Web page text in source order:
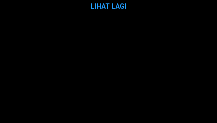
LIHAT LAGI